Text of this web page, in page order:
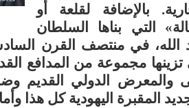
بالإضافة لقلعة أو
التي بناها السلطان
الله، في منتصف القرن
تزينها مجموعة من المدافع
والمعرض الدولي القديم
المقبرة اليهودية كل هذا